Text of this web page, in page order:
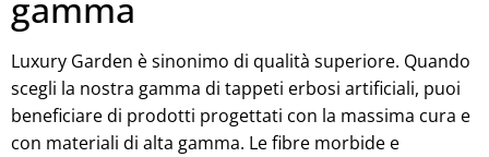
gamma
Luxury Garden è sinonimo di qualità superiore. Quando
scegli la nostra gamma di tappeti erbosi artificiali, puoi
beneficiare di prodotti progettati con la massima cura e
con materiali di alta gamma. Le fibre morbide e